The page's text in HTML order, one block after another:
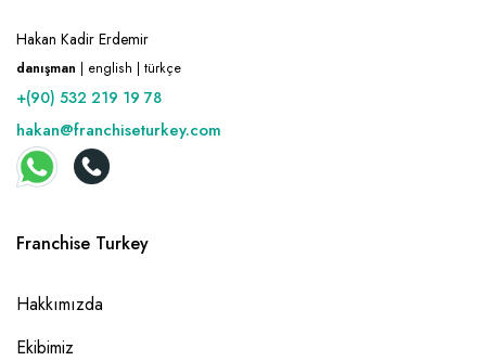
Hakan Kadir Erdemir
danışman | english | türkçe
+(90) 532 219 19 78
hakan@franchiseturkey.com
Franchise Turkey
Hakkımızda
Ekibimiz